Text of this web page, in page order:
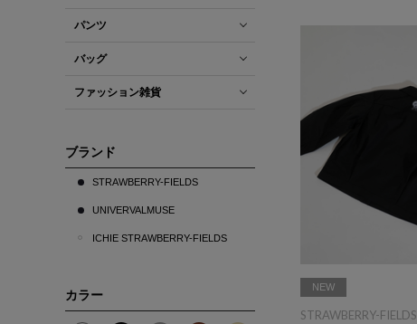
パンツ
バッグ
ファッション雑貨
ブランド
STRAWBERRY-FIELDS
UNIVERVALMUSE
ICHIE STRAWBERRY-FIELDS
カラー
NEW
STRAWBERRY-FIELDS